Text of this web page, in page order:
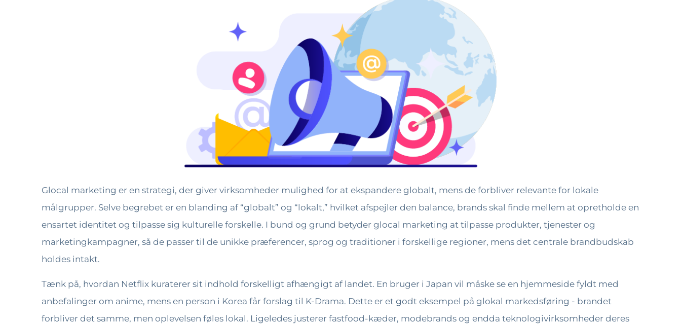
Glocal marketing er en strategi, der giver virksomheder mulighed for at ekspandere globalt, mens de forbliver relevante for lokale
målgrupper. Selve begrebet er en blanding af “globalt” og “lokalt,” hvilket afspejler den balance, brands skal finde mellem at opretholde en
ensartet identitet og tilpasse sig kulturelle forskelle. I bund og grund betyder glocal marketing at tilpasse produkter, tjenester og
marketingkampagner, så de passer til de unikke præferencer, sprog og traditioner i forskellige regioner, mens det centrale brandbudskab
holdes intakt.
Tænk på, hvordan Netflix kuraterer sit indhold forskelligt afhængigt af landet. En bruger i Japan vil måske se en hjemmeside fyldt med
anbefalinger om anime, mens en person i Korea får forslag til K-Drama. Dette er et godt eksempel på glokal markedsføring - brandet
forbliver det samme, men oplevelsen føles lokal. Ligeledes justerer fastfood-kæder, modebrands og endda teknologivirksomheder deres